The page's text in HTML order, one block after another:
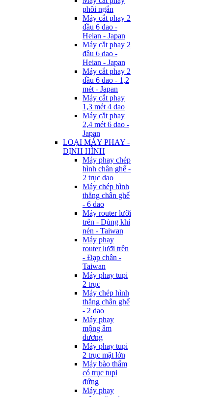
phôi ngắn
Máy cắt phay 2
đầu 6 dao -
Heian - Japan
Máy cắt phay 2
đầu 6 dao -
Heian - Japan
Máy cắt phay 2
đầu 6 dao - 1,2
mét - Japan
Máy cắt phay
1,3 mét 4 dao
Máy cắt phay
2,4 mét 6 dao -
Japan
LOẠI MÁY PHAY -
ĐỊNH HÌNH
Máy phay chép
hình chân ghế -
2 trục dao
Máy chép hình
thẳng chân ghế
- 6 dao
Máy router lưỡi
trên - Dùng khí
nén - Taiwan
Máy phay
router lưỡi trên
- Đạp chân -
Taiwan
Máy phay tupi
2 trục
Máy chép hình
thẳng chân ghế
- 2 dao
Máy phay
mộng âm
dương
Máy phay tupi
2 trục mặt lớn
Máy bào thẩm
có trục tupi
đứng
Máy phay